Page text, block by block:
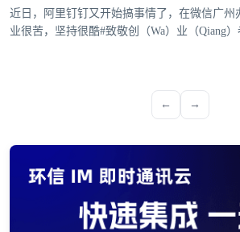
近日，阿里钉钉又开始搞事情了，在微信广州
业很苦，坚持很酷#致敬创（Wa）业（Qiang）
点，因此，环信也开始搞事情了，联合开发者
← →